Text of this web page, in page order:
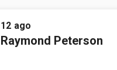
12 ago
Raymond Peterson